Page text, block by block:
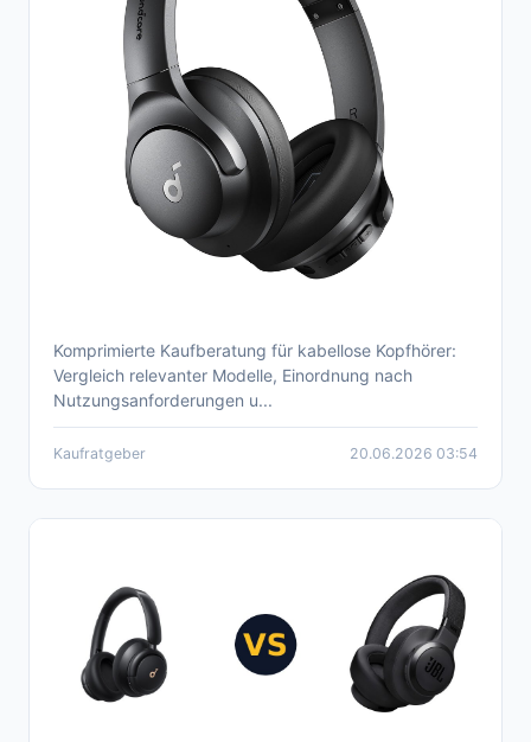
Beste kabellose Kopfhörer 2026 –
umfassende Kaufberatung
Komprimierte Kaufberatung für kabellose Kopfhörer:
Vergleich relevanter Modelle, Einordnung nach
Nutzungsanforderungen u...
Kaufratgeber 20.06.2026 03:54